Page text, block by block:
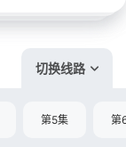
切换线路
第5集 第